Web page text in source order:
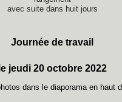
avec suite dans huit jours
Journée de travail
le jeudi 20 octobre 2022
dans le diaporama en haut